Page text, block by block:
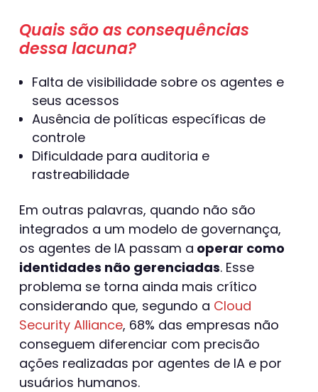
Quais são as consequências
dessa lacuna?
Falta de visibilidade sobre os agentes e
seus acessos
Ausência de políticas específicas de
controle
Dificuldade para auditoria e
rastreabilidade
Em outras palavras, quando não são
integrados a um modelo de governança,
os agentes de IA passam a operar como
identidades não gerenciadas. Esse
problema se torna ainda mais crítico
considerando que, segundo a Cloud
Security Alliance, 68% das empresas não
conseguem diferenciar com precisão
ações realizadas por agentes de IA e por
usuários humanos.